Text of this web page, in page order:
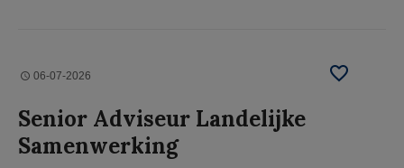
06-07-2026
Senior Adviseur Landelijke
Samenwerking